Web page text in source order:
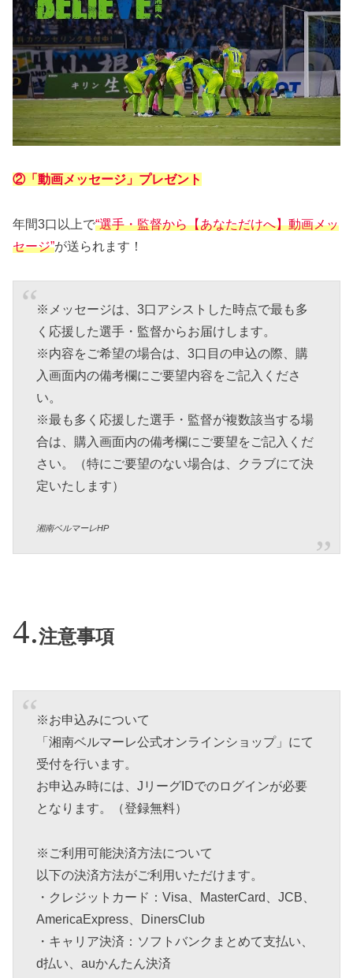
②「動画メッセージ」プレゼント
年間3口以上で“選手・監督から【あなただけへ】動画メッ
セージ”が送られます！
※メッセージは、3口アシストした時点で最も多
く応援した選手・監督からお届けします。
※内容をご希望の場合は、3口目の申込の際、購
入画面内の備考欄にご要望内容をご記入くださ
い。
※最も多く応援した選手・監督が複数該当する場
合は、購入画面内の備考欄にご要望をご記入くだ
さい。（特にご要望のない場合は、クラブにて決
定いたします）
湘南ベルマーレHP
注意事項
※お申込みについて
「湘南ベルマーレ公式オンラインショップ」にて
受付を行います。
お申込み時には、JリーグIDでのログインが必要
となります。（登録無料）
※ご利用可能決済方法について
以下の決済方法がご利用いただけます。
・クレジットカード：Visa、MasterCard、JCB、
AmericaExpress、DinersClub
・キャリア決済：ソフトバンクまとめて支払い、
d払い、auかんたん決済